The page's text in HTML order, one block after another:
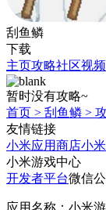
刮鱼鳞
下载
主页攻略社区视频
暂时没有攻略~
首页 > 刮鱼鳞 >
友情链接
小米应用商店小
小米游戏中心
开发者平台微信
应用名称：小米